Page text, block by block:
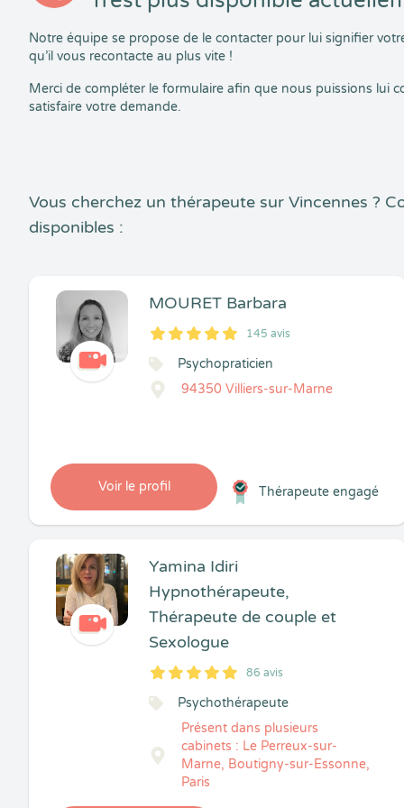
Notre équipe se propose de le contacter pour lui signifier
qu’il vous recontacte au plus vite !
Merci de compléter le formulaire afin que nous puissions lui
satisfaire votre demande.
Vous cherchez un thérapeute sur Vincennes ?
disponibles :
MOURET Barbara
5
1
5
145 145 avis
Psychopraticien
94350 Villiers-sur-Marne
Voir le profil Thérapeute engagé
Yamina Idiri
Hypnothérapeute,
Thérapeute de couple et
Sexologue
5
1
5
86 86 avis
Psychothérapeute
Présent dans plusieurs
cabinets : Le Perreux-sur-
Marne, Boutigny-sur-Essonne,
Paris